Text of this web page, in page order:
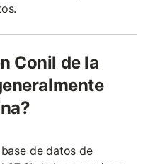
Conil de la
base de datos de